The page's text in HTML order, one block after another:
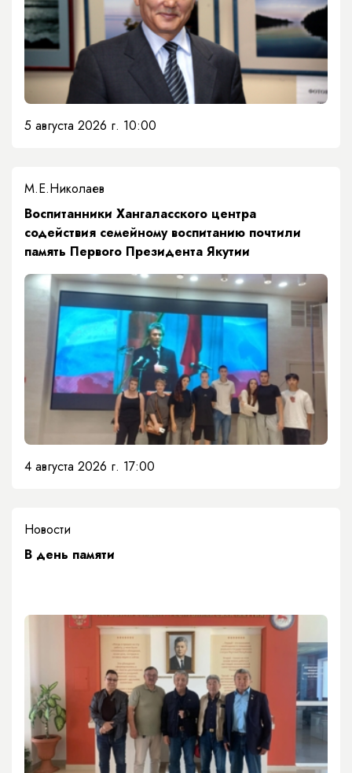
5 августа 2026 г. 10:00
М.Е.Николаев
​Воспитанники Хангаласского центра
содействия семейному воспитанию почтили
память Первого Президента Якутии
4 августа 2026 г. 17:00
Новости
​В день памяти